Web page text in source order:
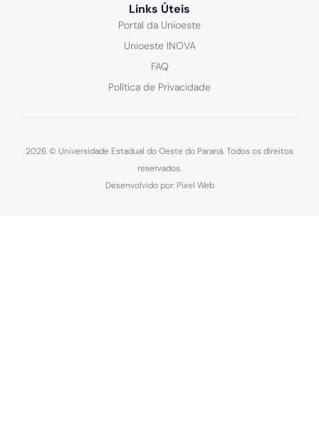
Links Úteis
Portal da Unioeste
Unioeste INOVA
FAQ
Política de Privacidade
2026 © Universidade Estadual do Oeste do Paraná. Todos os direitos
reservados.
Desenvolvido por: Pixel Web